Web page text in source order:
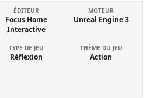
ÉDITEUR
Focus Home
Interactive
MOTEUR
Unreal Engine 3
TYPE DE JEU
Réflexion
THÈME DU JEU
Action